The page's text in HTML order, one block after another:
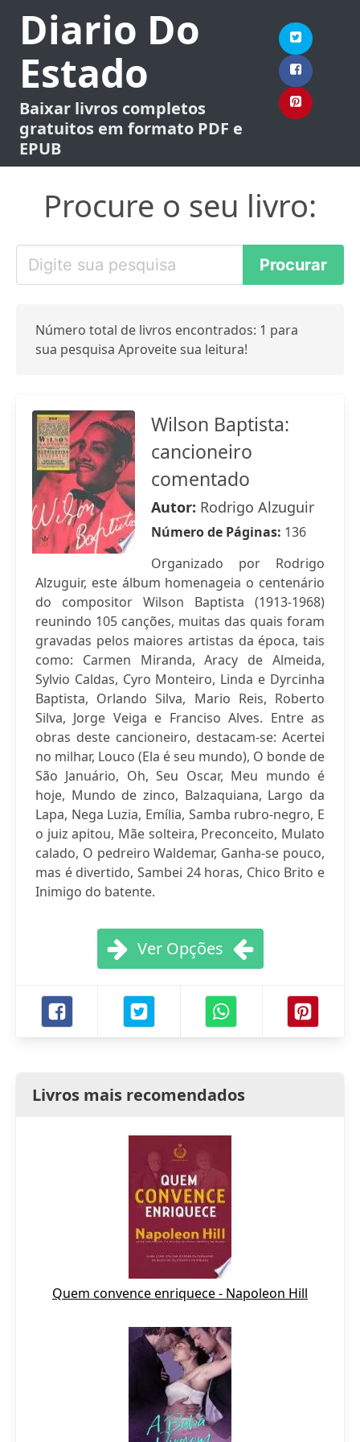
Diario Do
Estado
Baixar livros completos
gratuitos em formato PDF e
EPUB
Procure o seu livro:
Número total de livros encontrados: 1 para
sua pesquisa Aproveite sua leitura!
Wilson Baptista:
cancioneiro
comentado
Autor: Rodrigo Alzuguir
Número de Páginas: 136
Organizado por Rodrigo
Alzuguir, este álbum homenageia o centenário
do compositor Wilson Baptista (1913-1968)
reunindo 105 canções, muitas das quais foram
gravadas pelos maiores artistas da época, tais
como: Carmen Miranda, Aracy de Almeida,
Sylvio Caldas, Cyro Monteiro, Linda e Dyrcinha
Baptista, Orlando Silva, Mario Reis, Roberto
Silva, Jorge Veiga e Franciso Alves. Entre as
obras deste cancioneiro, destacam-se: Acertei
no milhar, Louco (Ela é seu mundo), O bonde de
São Januário, Oh, Seu Oscar, Meu mundo é
hoje, Mundo de zinco, Balzaquiana, Largo da
Lapa, Nega Luzia, Emília, Samba rubro-negro, E
o juiz apitou, Mãe solteira, Preconceito, Mulato
calado, O pedreiro Waldemar, Ganha-se pouco,
mas é divertido, Sambei 24 horas, Chico Brito e
Inimigo do batente.
Ver Opções
Livros mais recomendados
Quem convence enriquece - Napoleon Hill